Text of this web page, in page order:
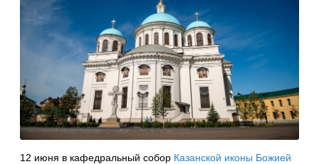
12 июня в кафедральный собор Казанской иконы Божией